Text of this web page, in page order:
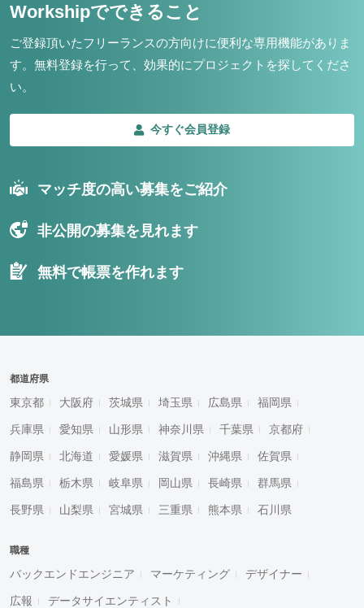
Workshipでできること
ご登録頂いたフリーランスの方向けに便利な専用機能がありま
す。 無料登録を行って、効果的にプロジェクトを探してくださ
い。
今すぐ会員登録
マッチ度の高い募集をご紹介
非公開の募集を見れます
無料で帳票を作れます
都道府県
東京都 大阪府 茨城県 埼玉県 広島県 福岡県
兵庫県 愛知県 山形県 神奈川県 千葉県 京都府
静岡県 北海道 愛媛県 滋賀県 沖縄県 佐賀県
福島県 栃木県 岐阜県 岡山県 長崎県 群馬県
長野県 山梨県 宮城県 三重県 熊本県 石川県
職種
バックエンドエンジニア マーケティング デザイナー
広報 データサイエンティスト